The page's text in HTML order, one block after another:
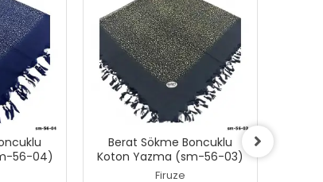
56-04)
Berat Sökme Boncuklu
Koton Yazma (sm-56-03)
Firuze